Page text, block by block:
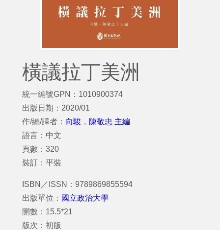
橫議拉丁美洲
統一編號GPN：1010900374
出版日期：2020/01
作/編/譯者： 向駿 ， 陳敬忠 主編
語言：中文
頁數：320
裝訂：平裝
ISBN／ISSN：9789869855594
出版單位： 國立政治大學
開數：15.5*21
版次：初版